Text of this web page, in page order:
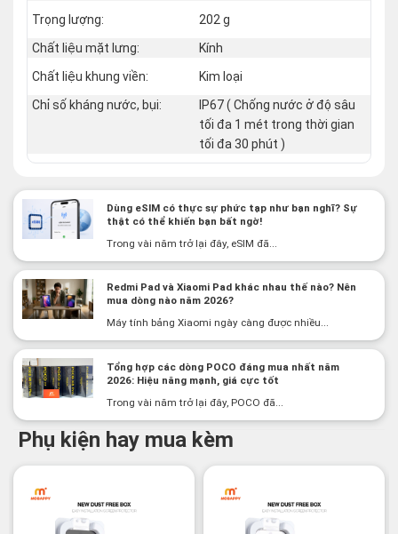
Trọng lượng:
202 g
Chất liệu mặt lưng:
Kính
Chất liệu khung viền:
Kim loại
Chỉ số kháng nước, bụi:
IP67 ( Chống nước ở độ sâu
tối đa 1 mét trong thời gian
tối đa 30 phút )
Dùng eSIM có thực sự phức tạp như bạn nghĩ? Sự
thật có thể khiến bạn bất ngờ!
Trong vài năm trở lại đây, eSIM đã...
Redmi Pad và Xiaomi Pad khác nhau thế nào? Nên
mua dòng nào năm 2026?
Máy tính bảng Xiaomi ngày càng được nhiều...
Tổng hợp các dòng POCO đáng mua nhất năm
2026: Hiệu năng mạnh, giá cực tốt
Trong vài năm trở lại đây, POCO đã...
Phụ kiện hay mua kèm